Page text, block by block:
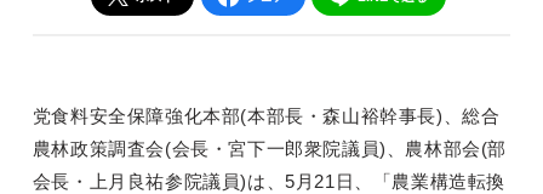
党食料安全保障強化本部(本部長・森山裕幹事長)、総合
農林政策調査会(会長・宮下一郎衆院議員)、農林部会(部
会長・上月良祐参院議員)は、5月21日、「農業構造転換